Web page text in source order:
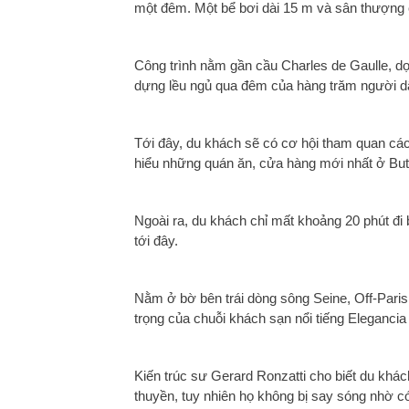
một đêm. Một bể bơi dài 15 m và sân
Công trình nằm gần cầu Charles de Gaulle,
dựng lều ngủ qua đêm của hàng trăm người
Tới đây, du khách sẽ có cơ hội tham quan
hiểu những quán ăn, cửa hàng mới nhất ở
Ngoài ra, du khách chỉ mất khoảng 20 phút
tới đây.
Nằm ở bờ bên trái dòng sông Seine, Off-
trọng của chuỗi khách sạn nổi tiếng
Kiến trúc sư Gerard Ronzatti cho biết du
thuyền, tuy nhiên họ không bị say sóng nhờ